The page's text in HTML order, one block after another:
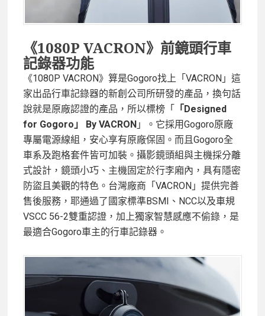
《1080P VACRON》前鏡頭行車
記錄器功能
《1080P VACRON》算是Gogoro找上「VACRON」這
家出品行車記錄器的新創公司所研發的產品，換句話
說就是原廠認證的產品，所以標榜「
「Designed
for Gogoro」 By VACRON 」。它採用Gogoro原廠
專屬電源線組，安心享有原廠保固。而且Gogoro全
車系及跑格套件皆可加裝。攝影鏡頭組與主機採分離
式設計，鏡頭小巧、主機固定於行李廂內，具有隱密
防盜且美觀的特色。台灣廠商「VACRON」提供完善
售後服務，耶通過了國家標準BSMI、NCC以及車規
VSCC 56-2雙重認證，加上獨家智慧感應不偷錄，是
最適合Gogoro車主的行車記錄器。